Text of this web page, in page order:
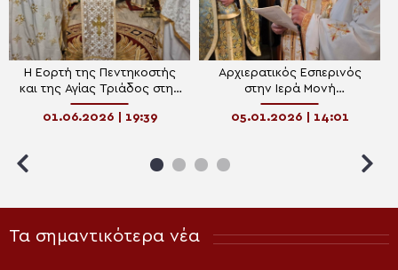
Η Εορτή της Πεντηκοστής
και της Αγίας Τριάδος στην
Ιερά Μητρόπολη Καρυστίας
και Σκύρου
01.06.2026 | 19:39
Αρχιερατικός Εσπερινός
στην Ιερά Μονή
Μεταμορφώσεως του
Σωτήρος – Κύμης
05.01.2026 | 14:01
Τα σημαντικότερα νέα